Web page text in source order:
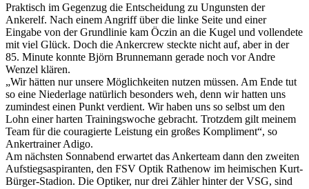
Praktisch im Gegenzug die Entscheidung zu Ungunsten der
Ankerelf. Nach einem Angriff über die linke Seite und einer
Eingabe von der Grundlinie kam Öczin an die Kugel und vollendete
mit viel Glück. Doch die Ankercrew steckte nicht auf, aber in der
85. Minute konnte Björn Brunnemann gerade noch vor Andre
Wenzel klären.
„Wir hätten nur unsere Möglichkeiten nutzen müssen. Am Ende tut
so eine Niederlage natürlich besonders weh, denn wir hatten uns
zumindest einen Punkt verdient. Wir haben uns so selbst um den
Lohn einer harten Trainingswoche gebracht. Trotzdem gilt meinem
Team für die couragierte Leistung ein großes Kompliment“, so
Ankertrainer Adigo.
Am nächsten Sonnabend erwartet das Ankerteam dann den zweiten
Aufstiegsaspiranten, den FSV Optik Rathenow im heimischen Kurt-
Bürger-Stadion. Die Optiker, nur drei Zähler hinter der VSG, sind